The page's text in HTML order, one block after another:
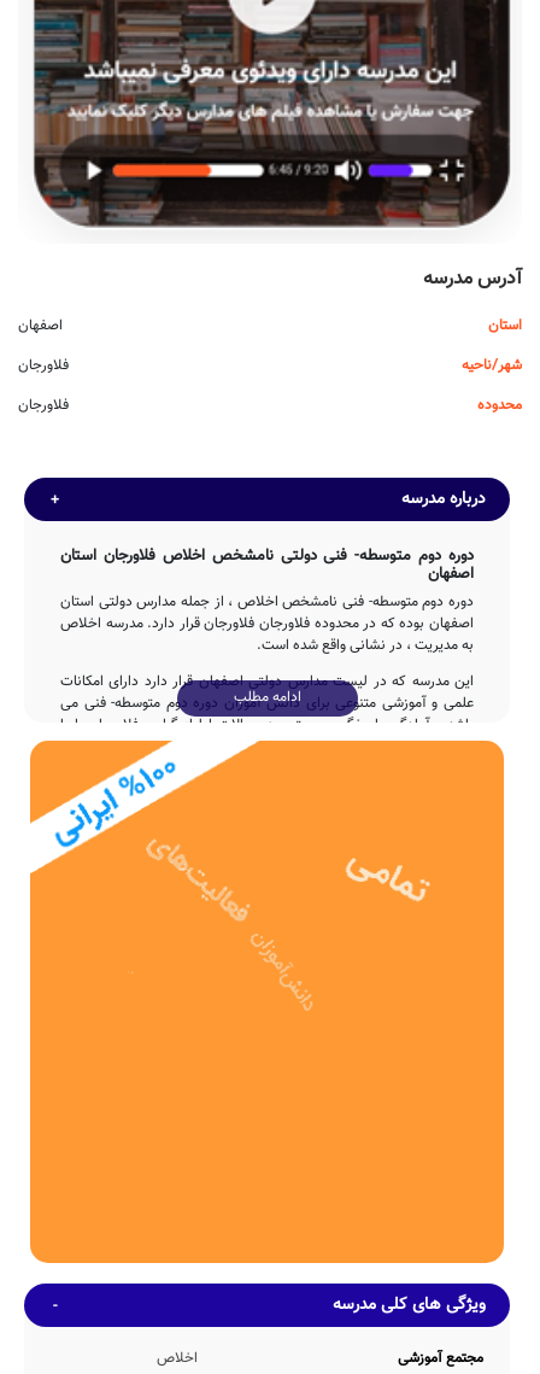
آدرس مدرسه
استان
اصفهان
شهر/ناحیه
فلاورجان
محدوده
فلاورجان
درباره مدرسه
دوره دوم متوسطه- فنی دولتی نامشخص اخلاص فلاورجان استان
اصفهان
دوره دوم متوسطه- فنی نامشخص اخلاص ، از جمله مدارس دولتی استان
اصفهان بوده که در محدوده فلاورجان فلاورجان قرار دارد. مدرسه اخلاص
به مدیریت ، در نشانی واقع شده است.
این مدرسه که در لیست مدارس دولتی اصفهان قرار دارد دارای امکانات
علمی و آموزشی متنوعی برای دانش آموزان دوره دوم متوسطه- فنی می
باشد و آمادگی پاسخگویی مستمر به سوالات اولیاء گرامی فلاورجان را با
تماس با تلفن فراهم نموده است.
دوره دوم متوسطه- فنی اخلاص در سال 1351 توسط دولت با تلاش 4ساله
دوره دوم متوسطه- فنی دولتی اخلاص دارای 433 مترمربع بعنوان فضای
آموزشی و همچنین 324 مترمربع حیاط سرباز و دارای امکانات ورزشی
مدرسه اخلاص، بطور میانگین دارای 328 دانش آموز در هر سال تحصیلی
ضمناً با عنایت به عدم اعلام دقیق اطلاعات مدرسه نامشخص اخلاص
توسط مدیریت این مدرسه، اطلاعات دقیقی مبنی بر وجود و یا عدم وجود
امکانات رفاهی سالن غذاخوری، اتاق بهداشت، اتاق بازی، سالن آمفی
تئاتر، کارگاه هنرهای تجسمی، کف پوش حیاط، کمد شخصی، گرم خانه
غذا، سالن مطالعه، و... در دسترس رسانه هوشمند مدارس نمی باشد.
ادامه مطلب
ویژگی های کلی مدرسه
مجتمع آموزشی اخلاص